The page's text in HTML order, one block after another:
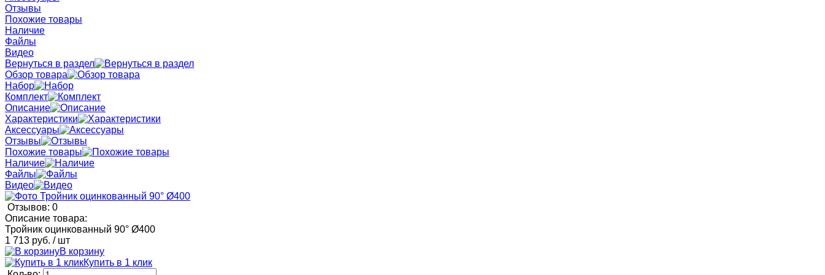
Отзывы
Похожие товары
Наличие
Файлы
Видео
Вернуться в раздел
Обзор товара
Набор
Комплект
Описание
Характеристики
Аксессуары
Отзывы
Похожие товары
Наличие
Файлы
Видео
Отзывов: 0
Описание товара:
Тройник оцинкованный 90° Ø400
1 713 руб. / шт
В корзину
Купить в 1 клик